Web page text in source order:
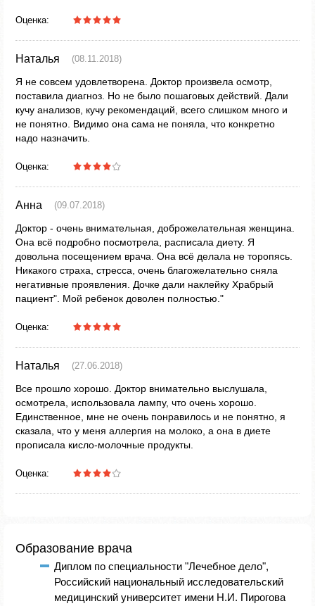
Оценка:
Наталья (08.11.2018)
Я не совсем удовлетворена. Доктор произвела осмотр,
поставила диагноз. Но не было пошаговых действий. Дали
кучу анализов, кучу рекомендаций, всего слишком много и
не понятно. Видимо она сама не поняла, что конкретно
надо назначить.
Оценка:
Анна (09.07.2018)
Доктор - очень внимательная, доброжелательная женщина.
Она всё подробно посмотрела, расписала диету. Я
довольна посещением врача. Она всё делала не торопясь.
Никакого страха, стресса, очень благожелательно сняла
негативные проявления. Дочке дали наклейку Храбрый
пациент". Мой ребенок доволен полностью."
Оценка:
Наталья (27.06.2018)
Все прошло хорошо. Доктор внимательно выслушала,
осмотрела, использовала лампу, что очень хорошо.
Единственное, мне не очень понравилось и не понятно, я
сказала, что у меня аллергия на молоко, а она в диете
прописала кисло-молочные продукты.
Оценка:
Образование врача
Диплом по специальности "Лечебное дело",
Российский национальный исследовательский
медицинский университет имени Н.И. Пирогова